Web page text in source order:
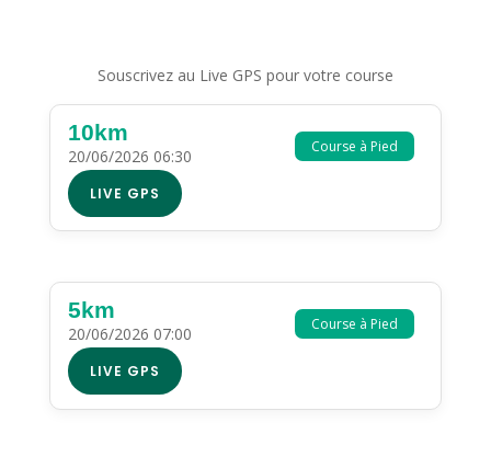
Souscrivez au Live GPS pour votre course
Course à Pied
10km
20/06/2026 06:30
LIVE GPS
Course à Pied
5km
20/06/2026 07:00
LIVE GPS